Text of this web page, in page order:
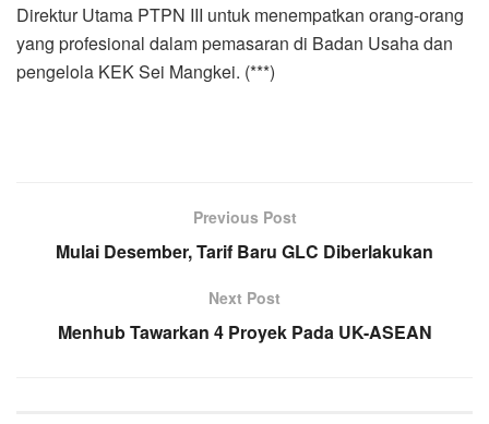
Direktur Utama PTPN III untuk menempatkan orang-orang
yang profesional dalam pemasaran di Badan Usaha dan
pengelola KEK Sei Mangkei. (***)
Previous Post
Mulai Desember, Tarif Baru GLC Diberlakukan
Next Post
Menhub Tawarkan 4 Proyek Pada UK-ASEAN